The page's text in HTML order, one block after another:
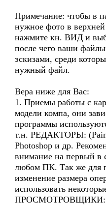
Примечание: чтобы в
нужное фото в
нажмите кн. ВИД и
после чего ваши файлы
эскизами, среди
нужный файл.
Вера ниже для Вас:
1. Приемы работы с
модели компа, они
программы
т.н. РЕДАКТОРЫ:
Photoshop и др.
внимание на первый в
любом ПК. Так же для
изменение размера
использовать
ПРОСМОТРОВЩИКИ: